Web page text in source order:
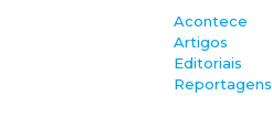
Acontece
Artigos
Editoriais
Reportagens